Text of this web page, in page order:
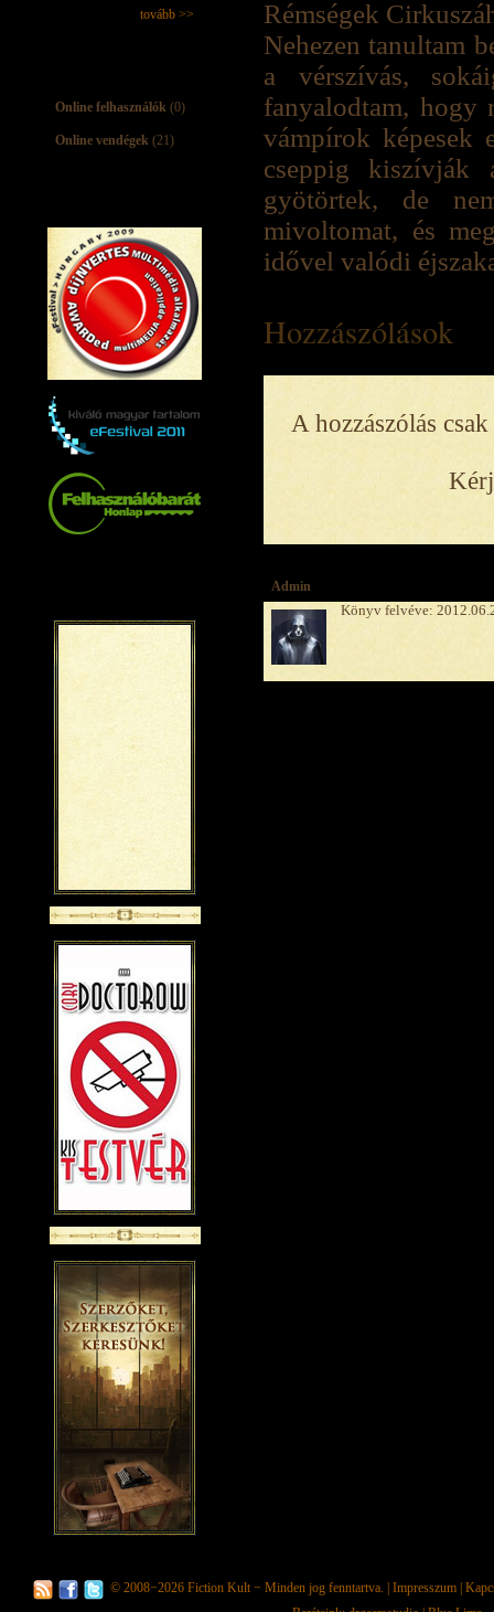
tovább >>
Online felhasználók (0)
Online vendégek (21)
Rémségek
Nehezen tanultam
a vérszívás,
fanyalodtam, hogy
vámpírok képesek
cseppig kiszívják
gyötörtek, de
mivoltomat, és
idővel valódi
Hozzászólások
A hozzászólás
Admin
Könyv felvéve:
© 2008−2026 Fiction Kult − Minden jog fenntartva. | Impresszum